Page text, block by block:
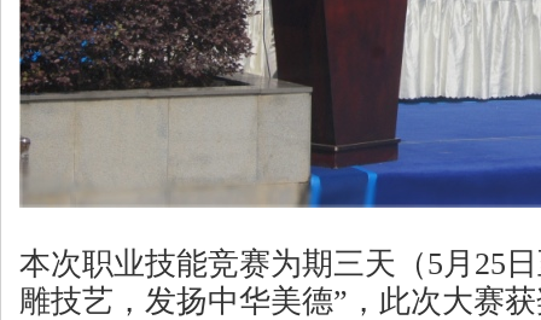
本次职业技能竞赛为期三天（5月25
雕技艺，发扬中华美德”，此次大赛